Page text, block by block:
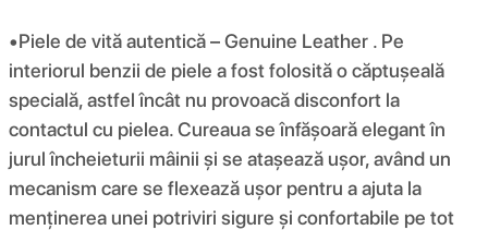
•Piele de vită autentică – Genuine Leather . Pe
interiorul benzii de piele a fost folosită o căptușeală
specială, astfel încât nu provoacă disconfort la
contactul cu pielea. Cureaua se înfășoară elegant în
jurul încheieturii mâinii și se atașează ușor, având un
mecanism care se flexează ușor pentru a ajuta la
menținerea unei potriviri sigure și confortabile pe tot